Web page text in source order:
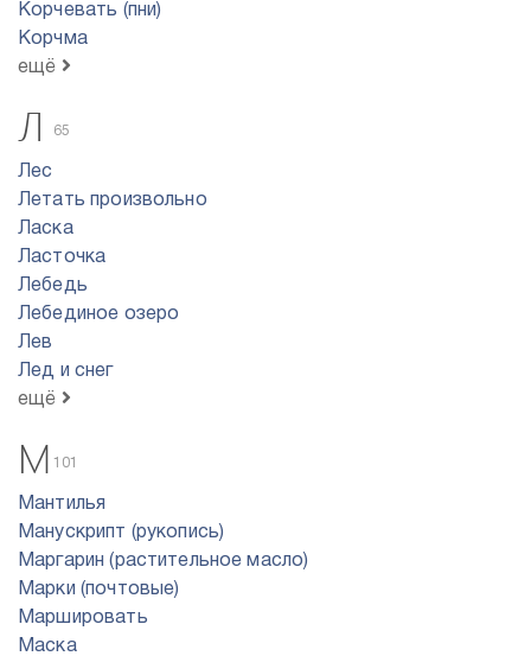
Корчевать (пни)
Корчма
ещё
Л 65
Лес
Летать произвольно
Ласка
Ласточка
Лебедь
Лебединое озеро
Лев
Лед и снег
ещё
М 101
Мантилья
Манускрипт (рукопись)
Маргарин (растительное масло)
Марки (почтовые)
Маршировать
Маска